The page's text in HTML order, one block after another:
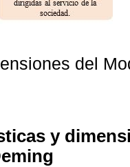
del
y